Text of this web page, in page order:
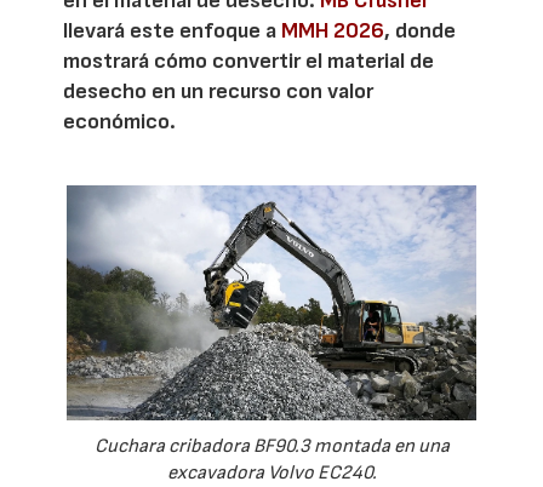
llevará este enfoque a MMH 2026, donde
mostrará cómo convertir el material de
desecho en un recurso con valor
económico.
Cuchara cribadora BF90.3 montada en una
excavadora Volvo EC240.